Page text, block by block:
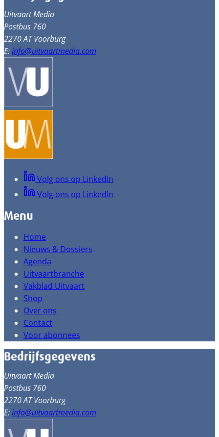
Uitvaart Media
Postbus 760
2270 AT Voorburg
E:info@uitvaartmedia.com
Volg ons op LinkedIn
Volg ons op LinkedIn
Menu
Home
Nieuws & Dossiers
Agenda
Uitvaartbranche
Vakblad Uitvaart
Shop
Over ons
Contact
Voor abonnees
Bedrijfsgegevens
Uitvaart Media
Postbus 760
2270 AT Voorburg
E:info@uitvaartmedia.com